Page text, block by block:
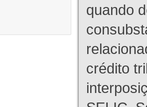
quando
crédito